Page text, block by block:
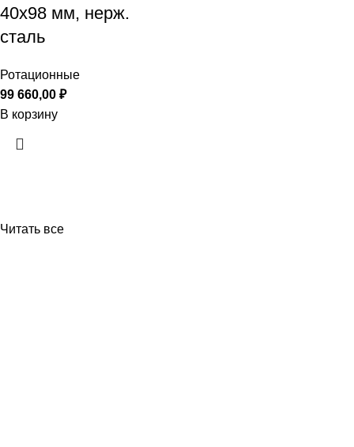
40х98 мм, нерж.
сталь
Ротационные
99 660,00 ₽
В корзину
Читать все